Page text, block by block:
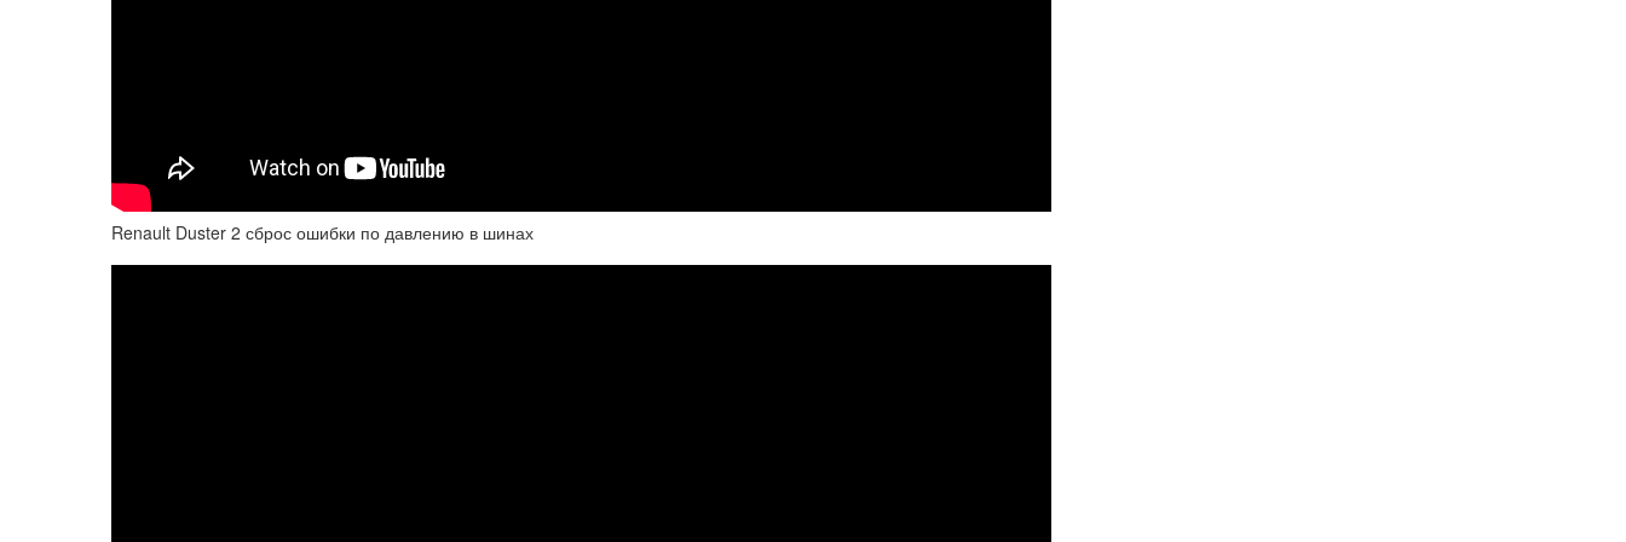
Renault Duster 2 сброс ошибки по давлению в шинах